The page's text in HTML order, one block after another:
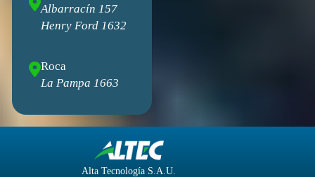
Albarracín 157
Henry Ford 1632
Roca
La Pampa 1663
Alta Tecnología S.A.U.